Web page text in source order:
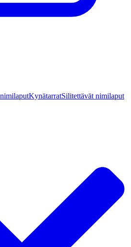
KynätarratSilitettävät nimilaput